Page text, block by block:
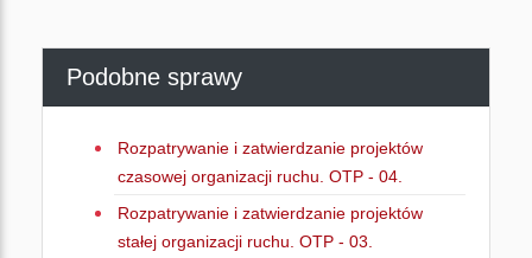
Podobne sprawy
Rozpatrywanie i zatwierdzanie projektów
czasowej organizacji ruchu. OTP - 04.
Rozpatrywanie i zatwierdzanie projektów
stałej organizacji ruchu. OTP - 03.